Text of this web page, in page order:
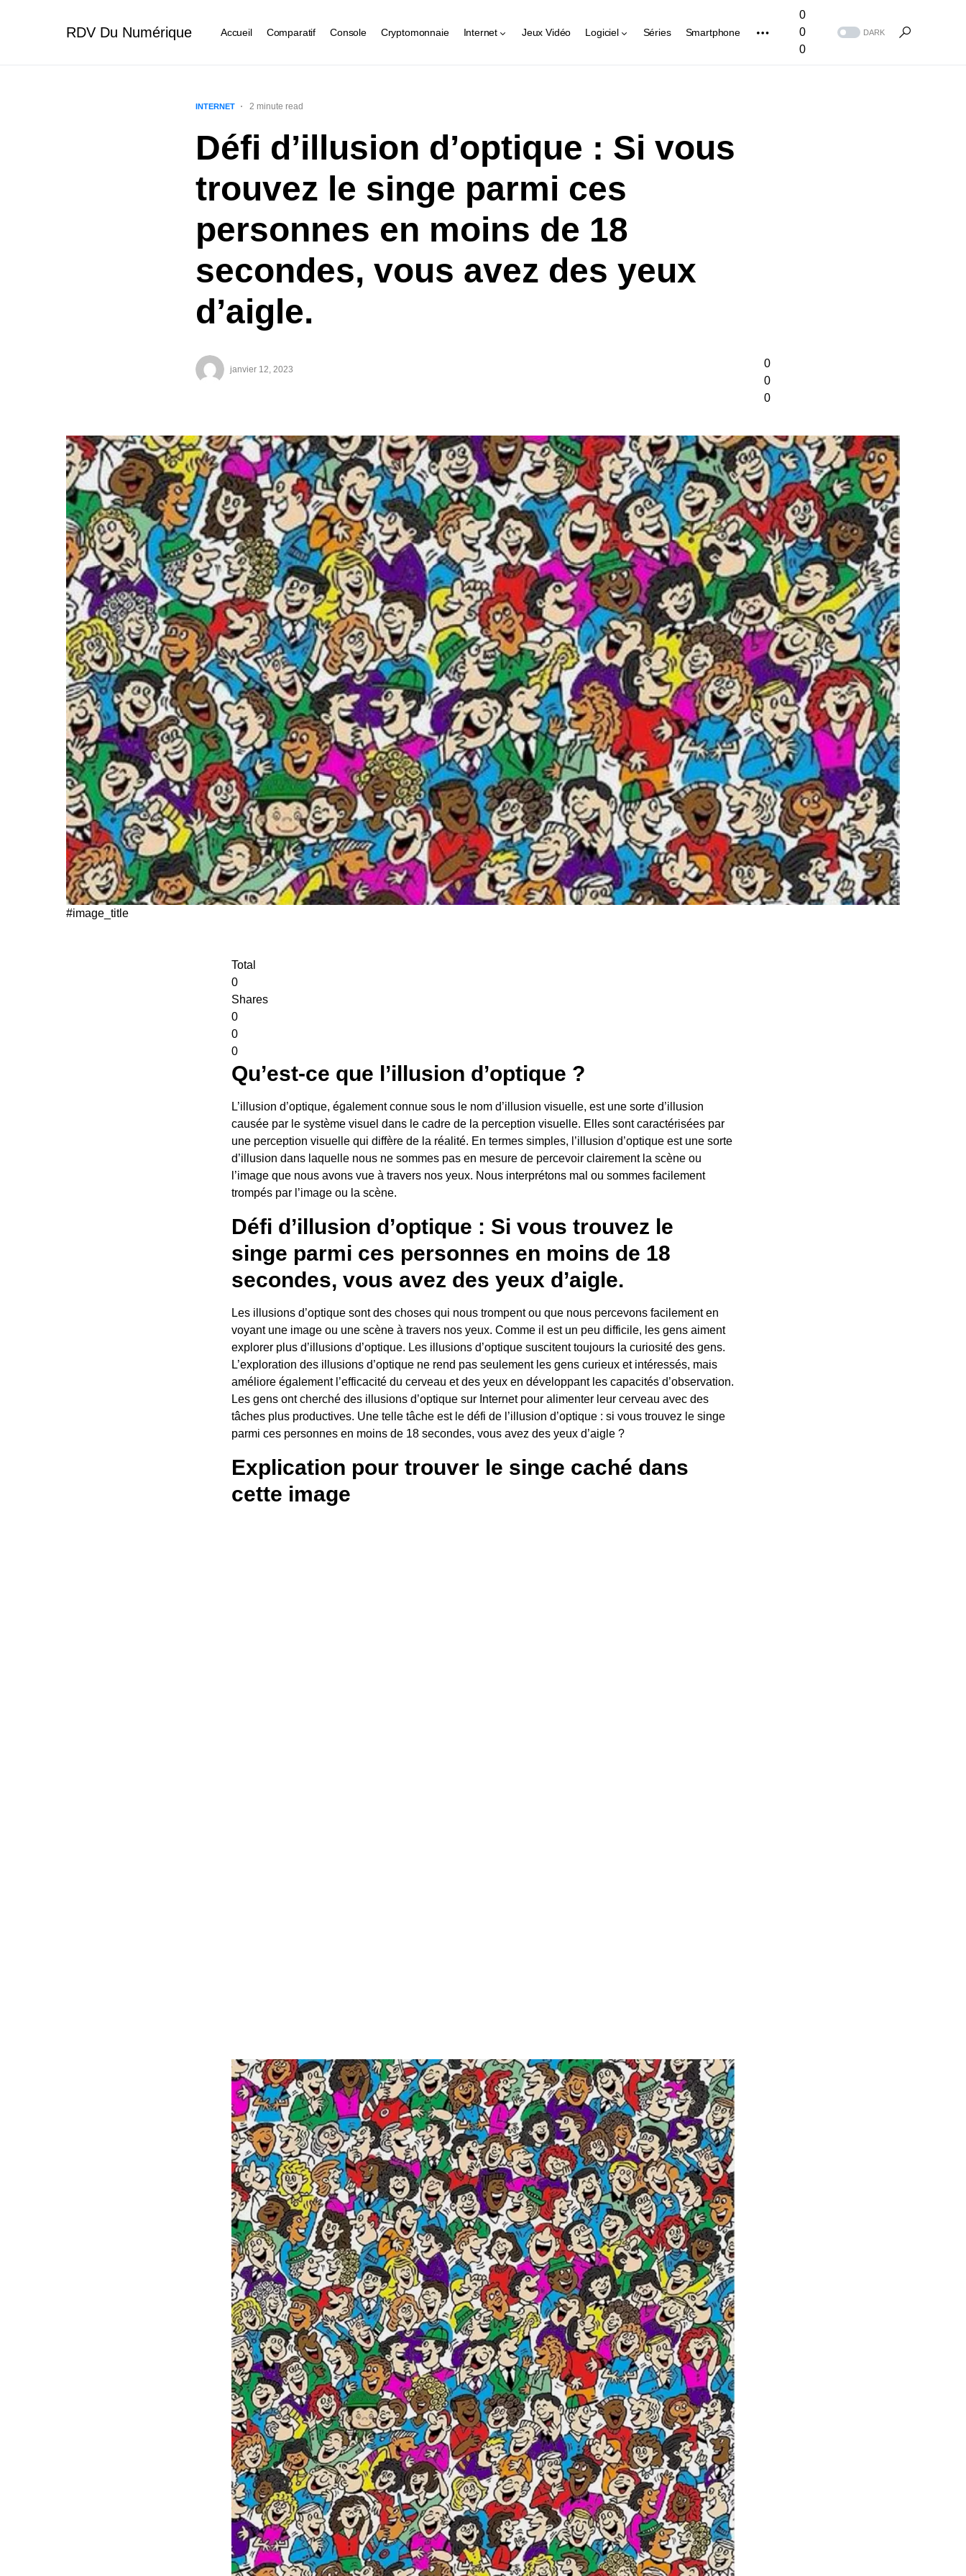
RDV Du Numérique Accueil Comparatif Console Cryptomonnaie Internet Jeux Vidéo Logiciel Séries Smartphone
0
0
0
DARK
INTERNET 2 minute read
Défi d’illusion d’optique : Si vous
trouvez le singe parmi ces
personnes en moins de 18
secondes, vous avez des yeux
d’aigle.
janvier 12, 2023
0
0
0
#image_title
Total
0
Shares
0
0
0
Qu’est-ce que l’illusion d’optique ?
L’illusion d’optique, également connue sous le nom d’illusion visuelle, est une sorte d’illusion
causée par le système visuel dans le cadre de la perception visuelle. Elles sont caractérisées par
une perception visuelle qui diffère de la réalité. En termes simples, l’illusion d’optique est une sorte
d’illusion dans laquelle nous ne sommes pas en mesure de percevoir clairement la scène ou
l’image que nous avons vue à travers nos yeux. Nous interprétons mal ou sommes facilement
trompés par l’image ou la scène.
Défi d’illusion d’optique : Si vous trouvez le
singe parmi ces personnes en moins de 18
secondes, vous avez des yeux d’aigle.
Les illusions d’optique sont des choses qui nous trompent ou que nous percevons facilement en
voyant une image ou une scène à travers nos yeux. Comme il est un peu difficile, les gens aiment
explorer plus d’illusions d’optique. Les illusions d’optique suscitent toujours la curiosité des gens.
L’exploration des illusions d’optique ne rend pas seulement les gens curieux et intéressés, mais
améliore également l’efficacité du cerveau et des yeux en développant les capacités d’observation.
Les gens ont cherché des illusions d’optique sur Internet pour alimenter leur cerveau avec des
tâches plus productives. Une telle tâche est le défi de l’illusion d’optique : si vous trouvez le singe
parmi ces personnes en moins de 18 secondes, vous avez des yeux d’aigle ?
Explication pour trouver le singe caché dans
cette image